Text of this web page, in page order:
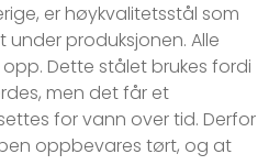
er høykvalitetsstål som
under produksjonen. Alle
Dette stålet brukes fordi
men det får et
for vann over tid. Derfor
oppbevares tørt, og at